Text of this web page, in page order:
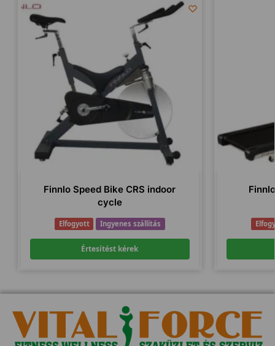
Finnlo Speed Bike CRS indoor
cycle
Elfogyott Ingyenes szállítás
Értesítést kérek